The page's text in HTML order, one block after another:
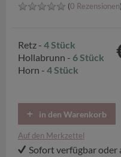
(0 Rezensionen
Retz - 4 Stück
Hollabrunn - 6 Stück
Horn - 4 Stück
in den Warenkorb
Auf den Merkzettel
Sofort verfügbar oder